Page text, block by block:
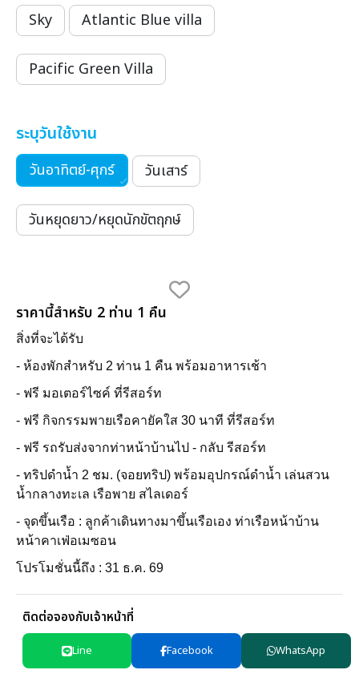
Sky Atlantic Blue villa
Pacific Green Villa
ระบุวันใช้งาน
วันอาทิตย์-ศุกร์ วันเสาร์
วันหยุดยาว/หยุดนักขัตฤกษ์
ราคานี้สำหรับ 2 ท่าน 1 คืน
สิ่งที่จะได้รับ
- ห้องพักสำหรับ 2 ท่าน 1 คืน พร้อมอาหารเช้า
- ฟรี มอเตอร์ไซค์ ที่รีสอร์ท
- ฟรี กิจกรรมพายเรือคายัคใส 30 นาที ที่รีสอร์ท
- ฟรี รถรับส่งจากท่าหน้าบ้านไป - กลับ รีสอร์ท
- ทริปดำน้ำ 2 ชม. (จอยทริป) พร้อมอุปกรณ์ดำน้ำ เล่นสวน
น้ำกลางทะเล เรือพาย สไลเดอร์
- จุดขึ้นเรือ : ลูกค้าเดินทางมาขึ้นเรือเอง ท่าเรือหน้าบ้าน
หน้าคาเฟ่อเมซอน
โปรโมชั่นนี้ถึง : 31 ธ.ค. 69
ติดต่อจองกับเจ้าหน้าที่
Line Facebook WhatsApp